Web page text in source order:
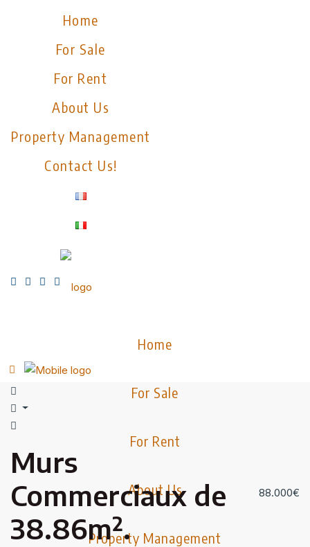
Home
For Sale
For Rent
About Us
Property Management
Contact Us!
Home
For Sale
For Rent
About Us
Property Management
Murs
Commerciaux de
38.86m².
88.000€